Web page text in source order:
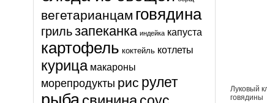
вегетарианцам говядина
грильзапеканка индейка капуста
картофель коктейль котлеты
курица макароны
морепродукты рис рулет
Луковый
говядины